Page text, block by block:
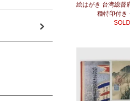
絵はがき 台湾総督
種特印付き